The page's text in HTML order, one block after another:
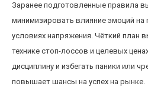
Заранее подготовленные правила
минимизировать влияние эмоций на
условиях напряжения. Чёткий план
технике стоп-лоссов и целевых
дисциплину и избегать паники или
повышает шансы на успех на рынке.